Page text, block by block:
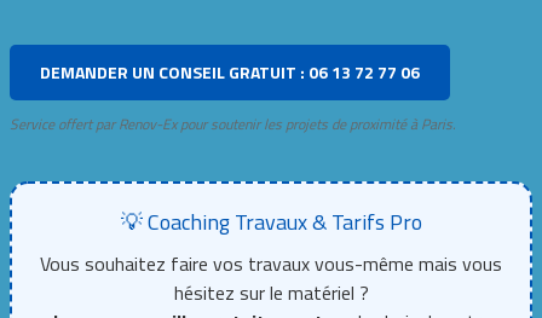
DEMANDER UN CONSEIL GRATUIT : 06 13 72 77 06
Service offert par Renov-Ex pour soutenir les projets de proximité à Paris.
💡 Coaching Travaux & Tarifs Pro
Vous souhaitez faire vos travaux vous-même mais vous
hésitez sur le matériel ?